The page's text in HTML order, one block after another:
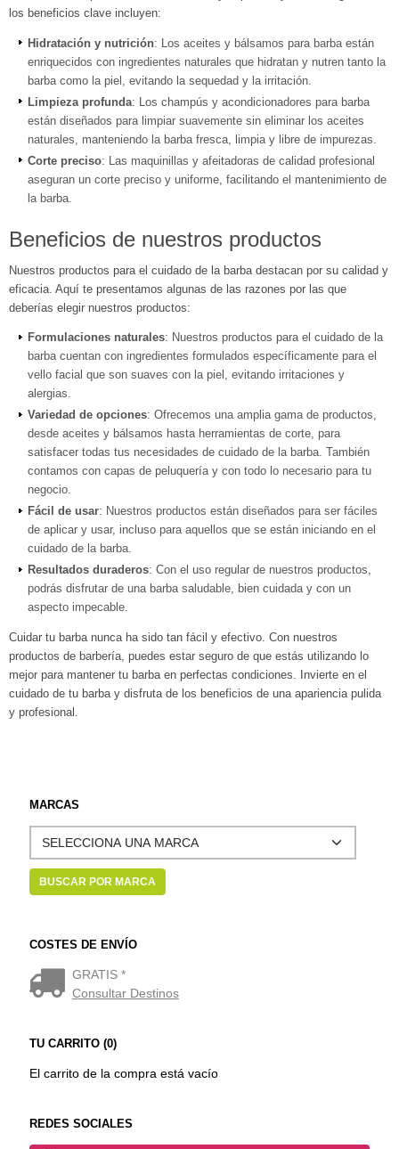
MARCAS
COSTES DE ENVÍO
GRATIS *
Consultar Destinos
TU CARRITO (0)
El carrito de la compra está vacío
REDES SOCIALES
los beneficios clave incluyen:
Hidratación y nutrición: Los aceites y bálsamos para barba están
enriquecidos con ingredientes naturales que hidratan y nutren tanto la
barba como la piel, evitando la sequedad y la irritación.
Limpieza profunda: Los champús y acondicionadores para barba
están diseñados para limpiar suavemente sin eliminar los aceites
naturales, manteniendo la barba fresca, limpia y libre de impurezas.
Corte preciso: Las maquinillas y afeitadoras de calidad profesional
aseguran un corte preciso y uniforme, facilitando el mantenimiento de
la barba.
Beneficios de nuestros productos
Nuestros productos para el cuidado de la barba destacan por su calidad y
eficacia. Aquí te presentamos algunas de las razones por las que
deberías elegir nuestros productos:
Formulaciones naturales: Nuestros productos para el cuidado de la
barba cuentan con ingredientes formulados específicamente para el
vello facial que son suaves con la piel, evitando irritaciones y
alergias.
Variedad de opciones: Ofrecemos una amplia gama de productos,
desde aceites y bálsamos hasta herramientas de corte, para
satisfacer todas tus necesidades de cuidado de la barba. También
contamos con capas de peluquería y con todo lo necesario para tu
negocio.
Fácil de usar: Nuestros productos están diseñados para ser fáciles
de aplicar y usar, incluso para aquellos que se están iniciando en el
cuidado de la barba.
Resultados duraderos: Con el uso regular de nuestros productos,
podrás disfrutar de una barba saludable, bien cuidada y con un
aspecto impecable.
Cuidar tu barba nunca ha sido tan fácil y efectivo. Con nuestros
productos de barbería, puedes estar seguro de que estás utilizando lo
mejor para mantener tu barba en perfectas condiciones. Invierte en el
cuidado de tu barba y disfruta de los beneficios de una apariencia pulida
y profesional.